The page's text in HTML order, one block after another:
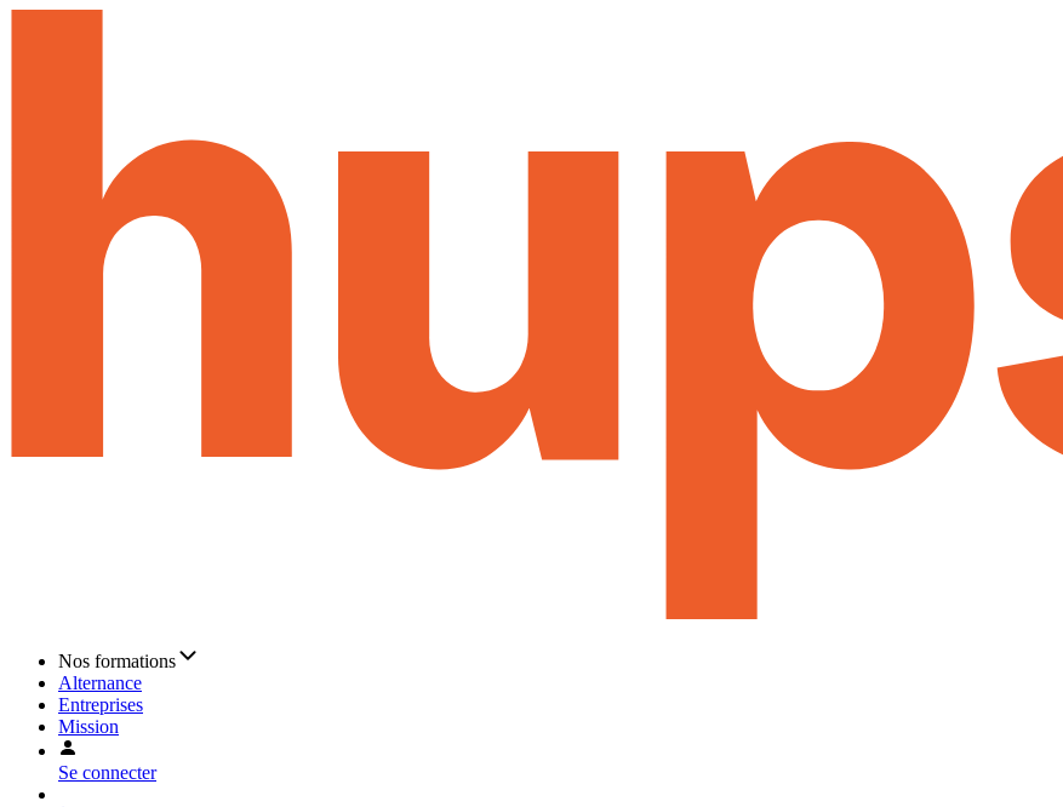
Nos formations
Alternance
Entreprises
Mission
Se connecter